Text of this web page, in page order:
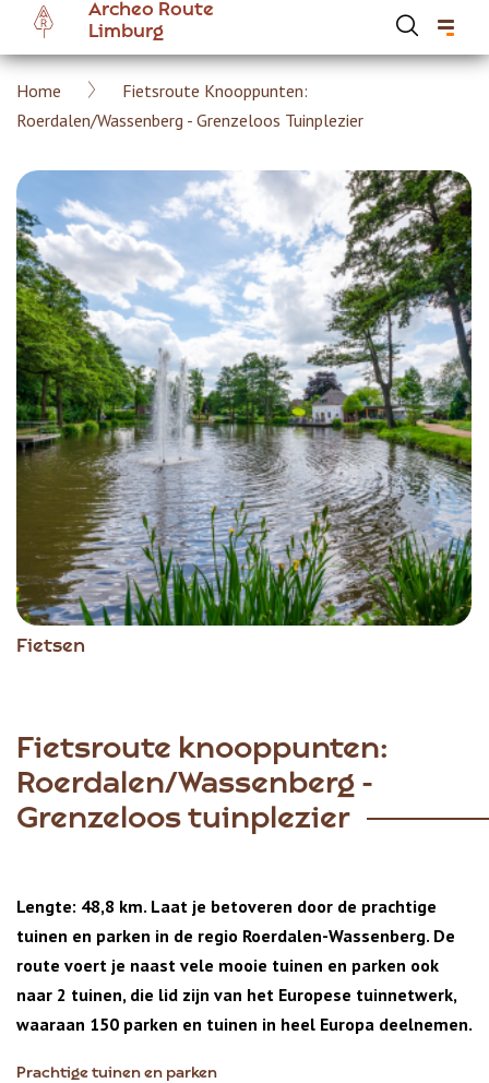
Overslaan
naar
inhoud
Archeo Route
Limburg
Kruimelpad
Home
Fietsroute Knooppunten:
Roerdalen/Wassenberg - Grenzeloos Tuinplezier
Fietsen
Fietsroute knooppunten:
Roerdalen/Wassenberg -
Grenzeloos tuinplezier
Lengte: 48,8 km. Laat je betoveren door de prachtige
tuinen en parken in de regio Roerdalen-Wassenberg. De
route voert je naast vele mooie tuinen en parken ook
naar 2 tuinen, die lid zijn van het Europese tuinnetwerk,
waaraan 150 parken en tuinen in heel Europa deelnemen.
Prachtige tuinen en parken